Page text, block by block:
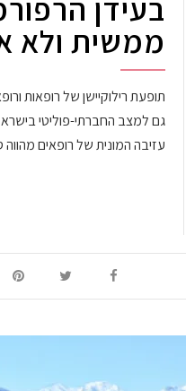
בעידן
ממשית ולא
תופעת רילוקיישן של רופאות
גם למצב החברתי-פוליטי
עזיבה המונית של רופאים